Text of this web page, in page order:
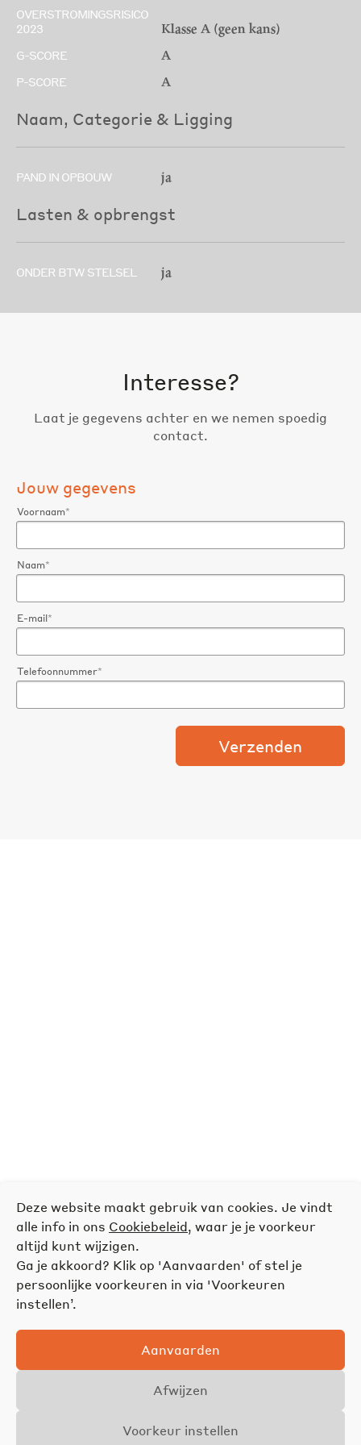
Deze website maakt gebruik van cookies. Je vindt
alle info in ons Cookiebeleid, waar je je voorkeur
altijd kunt wijzigen.
Ga je akkoord? Klik op 'Aanvaarden' of stel je
persoonlijke voorkeuren in via 'Voorkeuren
instellen’.
Aanvaarden
Afwijzen
Voorkeur instellen
OVERSTROMINGSRISICO
2023
Klasse A (geen kans)
G-SCORE A
P-SCORE A
Naam, Categorie & Ligging
PAND IN OPBOUW ja
Lasten & opbrengst
ONDER BTW STELSEL ja
Interesse?
Laat je gegevens achter en we nemen spoedig
contact.
Jouw gegevens
Voornaam*
Naam*
E-mail*
Telefoonnummer*